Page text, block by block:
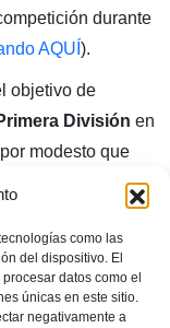
como las
del dispositivo. El
datos como el
únicas en este sitio.
negativamente a
durante
AQUÍ ).
objetivo de
División en
modesto que
a plantillas,
Valenciana
un ejemplo de
hora que un